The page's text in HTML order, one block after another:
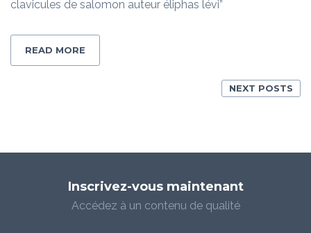
clavicules de salomon auteur éliphas lévi”
READ MORE
NEXT POSTS
Inscrivez-vous maintenant
Accédez à un contenu de qualité